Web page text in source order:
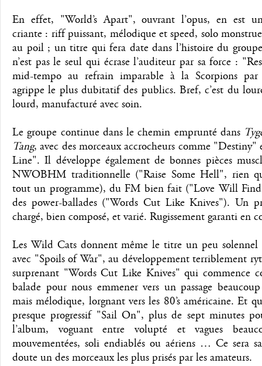
En effet, "World’s Apart", ouvrant l’opus, en est
criante : riff puissant, mélodique et speed, solo
au poil ; un titre qui fera date dans l’histoire du
n’est pas le seul qui écrase l’auditeur par sa force :
mid-tempo au refrain imparable à la Scorpions par
agrippe le plus dubitatif des publics. Bref, c’est du
lourd, manufacturé avec soin.
Le groupe continue dans le chemin emprunté dans
Tang, avec des morceaux accrocheurs comme
Line". Il développe également de bonnes pièces
NWOBHM traditionnelle ("Raise Some Hell", rien
tout un programme), du FM bien fait ("Love Will
des power-ballades ("Words Cut Like Knives"). Un
chargé, bien composé, et varié. Rugissement garanti en
Les Wild Cats donnent même le titre un peu solennel
avec "Spoils of War", au développement terriblement
surprenant "Words Cut Like Knives" qui commence
balade pour nous emmener vers un passage
mais mélodique, lorgnant vers les 80’s américaine. Et
presque progressif "Sail On", plus de sept minutes
l’album, voguant entre volupté et vagues
mouvementées, soli endiablés ou aériens … Ce sera
doute un des morceaux les plus prisés par les amateurs.